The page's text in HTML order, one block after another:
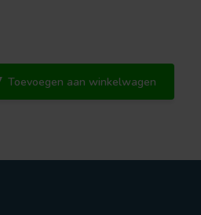
Toevoegen aan winkelwagen